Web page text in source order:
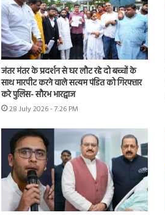
जंतर मंतर के प्रदर्शन से घर लौट रहे दो बच्चों के
साथ मारपीट करने वाले सत्यम पंडित को गिरफ्तार
करे पुलिस- सौरभ भारद्वाज
28 July 2026 - 7:26 PM